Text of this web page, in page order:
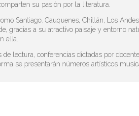
su pasión por la literatura.
Santiago, Cauquenes, Chillán, Los
gracias a su atractivo paisaje y entorno
ella.
lectura, conferencias dictadas por
se presentarán números artísticos